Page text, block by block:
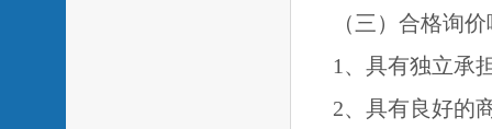
（三）合格询
1、具有独立承
2、具有良好的